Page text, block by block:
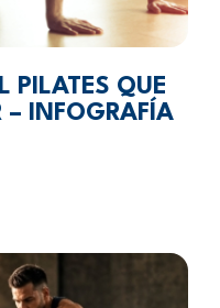
PILATES QUE
– INFOGRAFÍA